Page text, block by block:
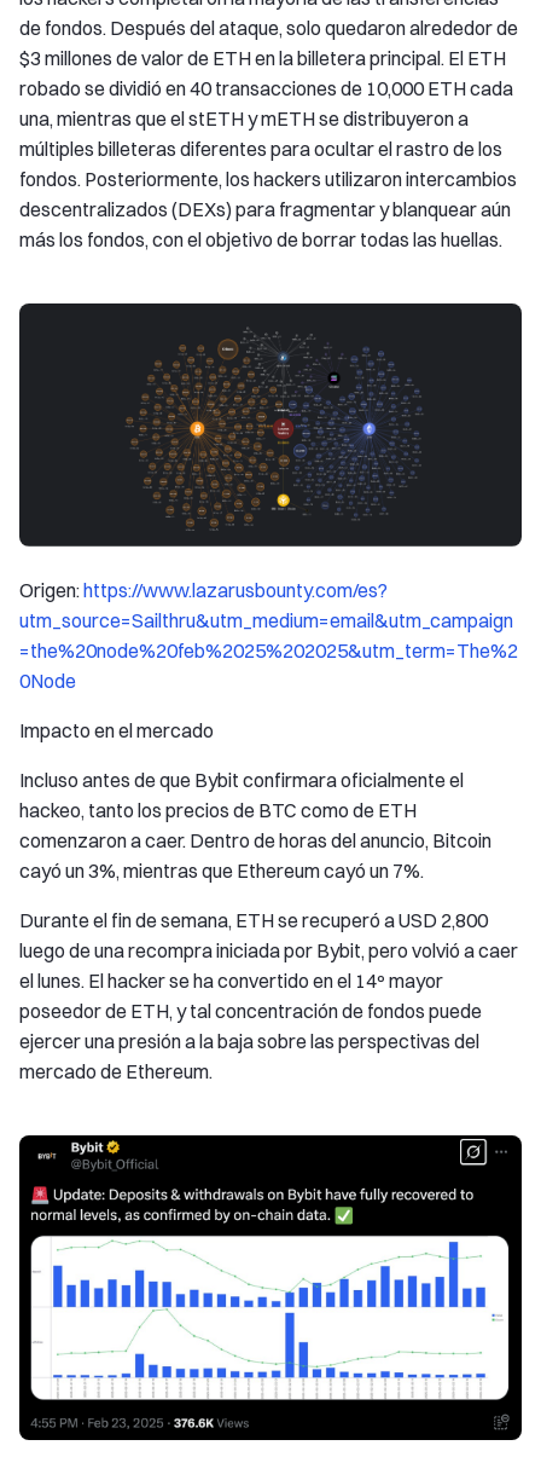
de fondos. Después del ataque, solo quedaron alrededor de
$3 millones de valor de ETH en la billetera principal. El ETH
robado se dividió en 40 transacciones de 10,000 ETH cada
una, mientras que el stETH y mETH se distribuyeron a
múltiples billeteras diferentes para ocultar el rastro de los
fondos. Posteriormente, los hackers utilizaron intercambios
descentralizados (DEXs) para fragmentar y blanquear aún
más los fondos, con el objetivo de borrar todas las huellas.
Origen:https://www.lazarusbounty.com/es?
utm_source=Sailthru&utm_medium=email&utm_campaign
=the%20node%20feb%2025%202025&utm_term=The%2
0Node
Impacto en el mercado
Incluso antes de que Bybit confirmara oficialmente el
hackeo, tanto los precios de BTC como de ETH
comenzaron a caer. Dentro de horas del anuncio, Bitcoin
cayó un 3%, mientras que Ethereum cayó un 7%.
Durante el fin de semana, ETH se recuperó a USD 2,800
luego de una recompra iniciada por Bybit, pero volvió a caer
el lunes. El hacker se ha convertido en el 14º mayor
poseedor de ETH, y tal concentración de fondos puede
ejercer una presión a la baja sobre las perspectivas del
mercado de Ethereum.